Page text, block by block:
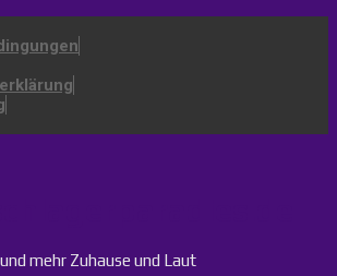
mehr Zuhause und Laut